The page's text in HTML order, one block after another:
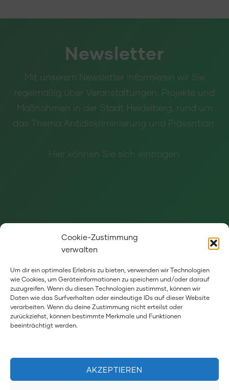
Cookie-Zustimmung
verwalten
Um dir ein optimales Erlebnis zu bieten, verwenden wir Technologien
wie Cookies, um Geräteinformationen zu speichern und/oder darauf
zuzugreifen. Wenn du diesen Technologien zustimmst, können wir
Daten wie das Surfverhalten oder eindeutige IDs auf dieser Website
verarbeiten. Wenn du deine Zustimmung nicht erteilst oder
zurückziehst, können bestimmte Merkmale und Funktionen
beeinträchtigt werden.
AKZEPTIEREN
Newsletter
Mit unserem Newsletter informieren wir Sie
regelmäßig über Veranstaltungen, Projekte und
Maßnahmen in der Stadt Heidelberg, rund um
das Thema Antidiskriminierung und Prävention.
Hier können Sie sich eintragen:
Wenn Sie Informationen und Hinweise zu
Veranstaltungen in Heidelberg haben, dann
schicken Sie diese gerne an